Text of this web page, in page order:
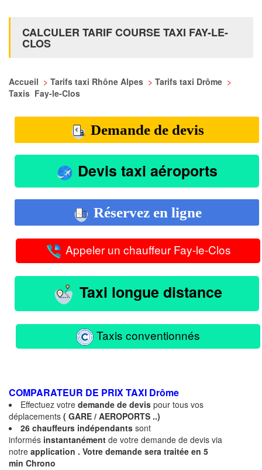
CALCULER TARIF COURSE TAXI FAY-LE-
CLOS
Accueil > Tarifs taxi Rhône Alpes > Tarifs taxi Drôme >
Taxis Fay-le-Clos
Demande de devis
Devis taxi aéroports
Réservez en ligne
Appeler un chauffeur Fay-le-Clos
Taxi longue distance
Taxis conventionnés
COMPARATEUR DE PRIX TAXI Drôme
Effectuez votre demande de devis pour tous vos
déplacements ( GARE / AEROPORTS ..)
26 chauffeurs indépendants sont
informés instantanément de votre demande de devis via
notre application . Votre demande sera traitée en 5
min Chrono